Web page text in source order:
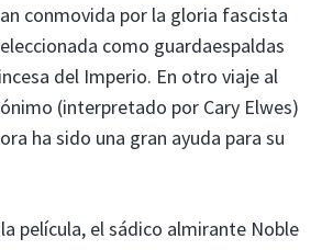
conmovida por la gloria fascista
como guardaespaldas
del Imperio. En otro viaje al
(interpretado por Cary Elwes)
ha sido una gran ayuda para su
película, el sádico almirante Noble